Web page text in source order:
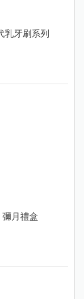
史
理